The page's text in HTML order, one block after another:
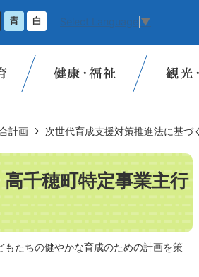
Select Language ▼
計画 次世代育成支援対策推進法に基づ
千穂町特定事業主行
たちの健やかな育成のための計画を策